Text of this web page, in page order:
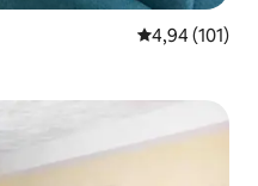
Priemerné
4,94 (101)